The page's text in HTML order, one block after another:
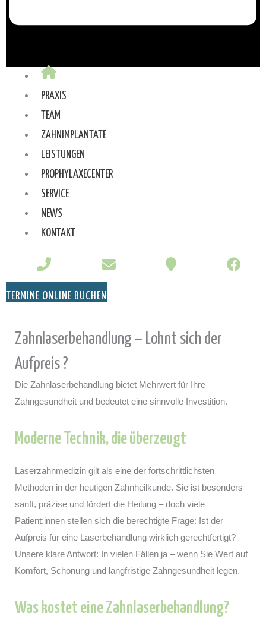
PRAXIS
TEAM
ZAHNIMPLANTATE
LEISTUNGEN
PROPHYLAXECENTER
SERVICE
NEWS
KONTAKT
TERMINE ONLINE BUCHEN
Zahnlaserbehandlung – Lohnt sich der
Aufpreis ?
Die Zahnlaserbehandlung bietet Mehrwert für Ihre
Zahngesundheit und bedeutet eine sinnvolle Investition.
Moderne Technik, die überzeugt
Laserzahnmedizin gilt als eine der fortschrittlichsten
Methoden in der heutigen Zahnheilkunde. Sie ist besonders
sanft, präzise und fördert die Heilung – doch viele
Patient:innen stellen sich die berechtigte Frage: Ist der
Aufpreis für eine Laserbehandlung wirklich gerechtfertigt?
Unsere klare Antwort: In vielen Fällen ja – wenn Sie Wert auf
Komfort, Schonung und langfristige Zahngesundheit legen.
Was kostet eine Zahnlaserbehandlung?